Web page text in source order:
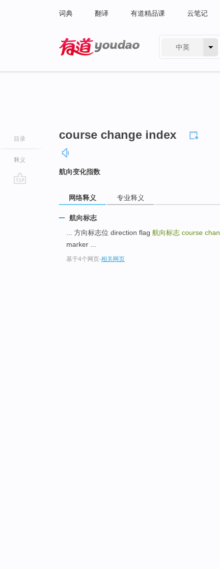
词典 翻译 有道精品课 云笔记
中英
目录
释义
course change index
航向变化指数
网络释义 专业释义
航向标志
... 方向标志位 direction flag 航向标志 course
marker ...
基于4个网页-相关网页